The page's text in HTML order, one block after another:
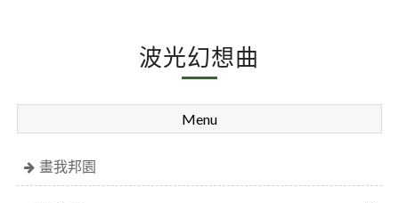
波光幻想曲
Menu
畫我邦園